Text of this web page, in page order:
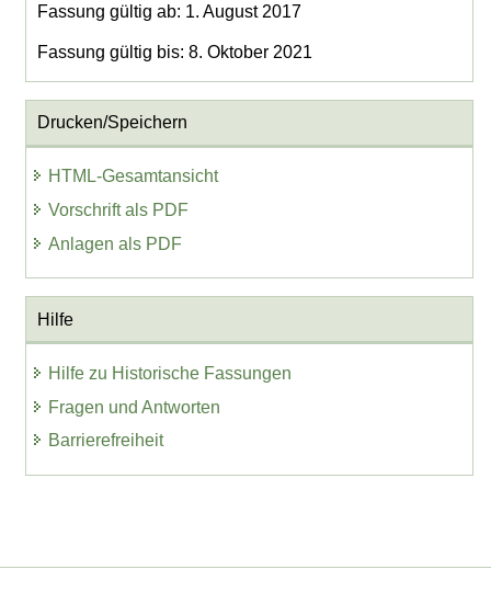
Fassung gültig ab: 1. August 2017
Fassung gültig bis: 8. Oktober 2021
Drucken/Speichern
HTML-Gesamtansicht
Vorschrift als PDF
Anlagen als PDF
Hilfe
Hilfe zu Historische Fassungen
Fragen und Antworten
Barrierefreiheit